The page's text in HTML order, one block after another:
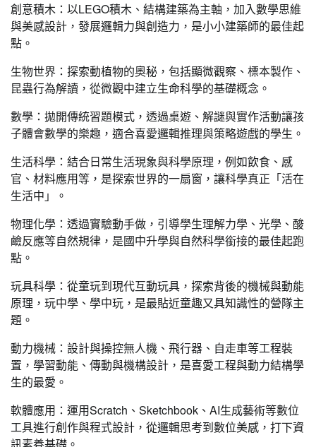
創意積木：以LEGO積木、結構建築為主軸，加入數學思維
與美感設計，發展邏輯力與創造力，是小小建築師的最佳起
點。
生物世界：探索動植物的奧秘，包括顯微觀察、標本製作、
昆蟲行為解讀，從微觀中建立生命科學的基礎概念。
數學：拋開傳統習題模式，透過桌遊、解謎與實作活動讓孩
子體會數學的樂趣，適合喜愛邏輯推理與策略遊戲的學生。
生活科學：結合日常生活現象與科學原理，例如飲食、感
官、材料應用等，是探索世界的一扇窗，讓科學真正「活在
生活中」。
物理化學：透過實驗動手做，引導學生理解力學、光學、酸
鹼反應等自然規律，是國中升學與自然科學銜接的最佳起跑
點。
玩具科學：從童玩到現代互動玩具，探索背後的機械與動能
原理，玩中學、學中玩，是最貼近童趣又具知識性的營隊主
題。
動力機械：設計與操控無人機、飛行器、自走車等工程裝
置，學習動能、傳動與機構設計，是喜愛工程與動力結構學
生的最愛。
軟體應用：運用Scratch、Sketchbook、AI生成藝術等數位
工具進行創作與程式設計，從邏輯思考到數位美感，打下資